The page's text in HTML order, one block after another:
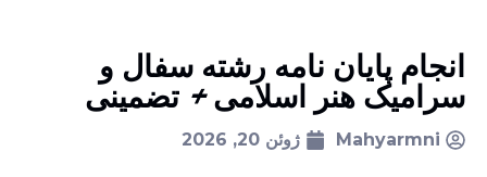
انجام پایان نامه رشته سفال و
سرامیک هنر اسلامی + تضمینی
Mahyarmni ژوئن 20, 2026